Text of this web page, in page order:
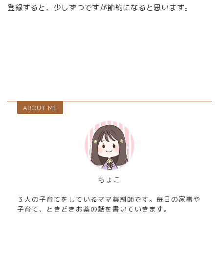
登録すると、少しずつですが節約になると思います。
ABOUT ME
ちょこ
３人の子育てをしているママ薬剤師です。毎日の家事や
子育て、ときどきお薬の話を書いていきます。